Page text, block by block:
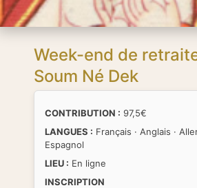
Week-end de
Soum Né Dek
CONTRIBUTION : 97,5€
LANGUES : Français · Anglais ·
Espagnol
LIEU : En ligne
INSCRIPTION